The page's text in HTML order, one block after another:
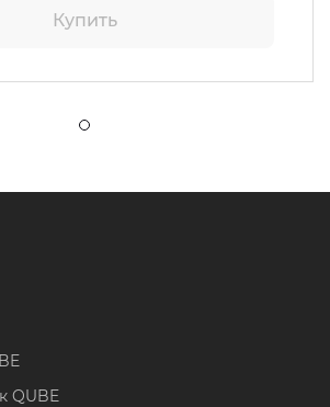
Купить
QUBE